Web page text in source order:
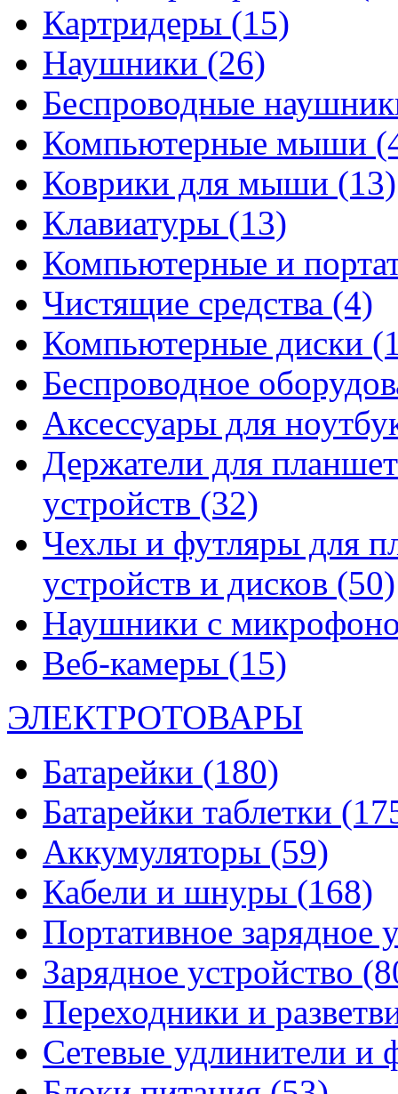
Картридеры (15)
Наушники (26)
Беспроводные
Компьютерные мыши
Коврики для мыши (13)
Клавиатуры (13)
Компьютерные и
Чистящие средства (4)
Компьютерные диски
Беспроводное
Аксессуары для
Держатели для
устройств (32)
Чехлы и футляры для
устройств и дисков (50)
Наушники с
Веб-камеры (15)
ЭЛЕКТРОТОВАРЫ
Батарейки (180)
Батарейки таблетки
Аккумуляторы (59)
Кабели и шнуры (168)
Портативное зарядное
Зарядное устройство
Переходники и
Сетевые удлинители и